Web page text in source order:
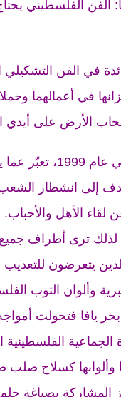
الفن الفلسطيني
في الفن
في أعمالهما وحملا
الأرض على أيدي
في لوحتها زيتية “الشرخ” التي
إلى انشطار الشعب
الأهل والأحباب.
لذلك ترى أطراف جميع
يتعرضون
وألوان الثوب
يافا فتحولت
الفلسطينية
وألوانها كسلاح
بصياغة